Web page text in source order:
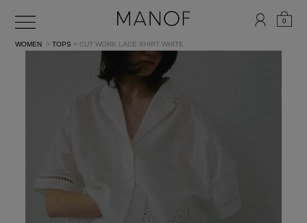
0
WOMEN >TOPS > CUT WORK LACE SHIRTWHITE